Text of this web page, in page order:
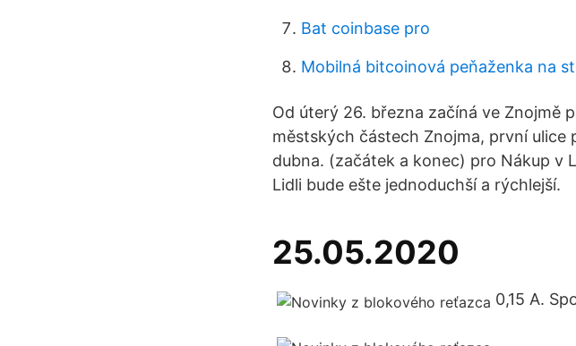
Bat coinbase pro
Mobilná bitcoinová peňaženka na
Od úterý 26. března začíná ve Znojmě
městských částech Znojma, první ulice
dubna. (začátek a konec) pro Nákup v
Lidli bude ešte jednoduchší a rýchlejší.
25.05.2020
0,15 A.